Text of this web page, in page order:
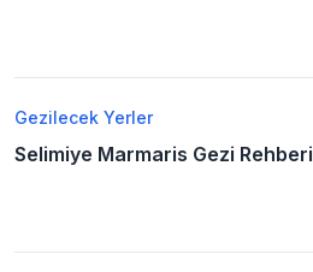
Gezilecek Yerler
Selimiye Marmaris Gezi Rehberi